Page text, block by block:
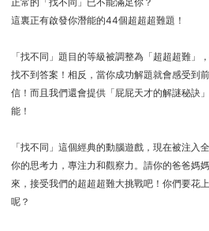
這裏正有啟發你潛能的44個超超超難題！
「找不同」題目的等級被調整為「超超超難」
找不到答案！相反，當你成功解題就會感受到
信！而且我們還會提供「屁屁天才的解謎秘訣
能！
「找不同」這個經典的動腦遊戲，現在被注入
你的思考力，專注力和觀察力。請你的爸爸媽
來，接受我們的超超超難大挑戰吧！你們要花
呢？